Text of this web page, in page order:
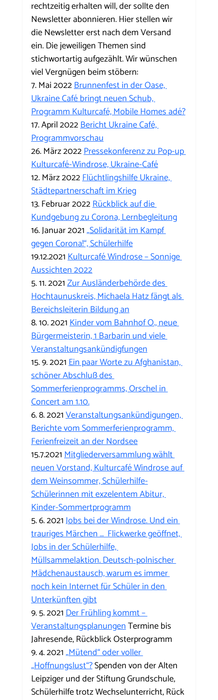
rechtzeitig erhalten will, der sollte den
Newsletter abonnieren. Hier stellen wir
die Newsletter erst nach dem Versand
ein. Die jeweiligen Themen sind
stichwortartig aufgezählt. Wir wünschen
viel Vergnügen beim stöbern:
7. Mai 2022 Brunnenfest in der Oase,
Ukraine Café bringt neuen Schub,
Programm Kulturcafé, Mobile Homes adé?
17. April 2022 Bericht Ukraine Café,
Programmvorschau
26. März 2022 Pressekonferenz zu Pop-up
Kulturcafé-Windrose, Ukraine-Café
12. März 2022 Flüchtlingshilfe Ukraine,
Städtepartnerschaft im Krieg
13. Februar 2022 Rückblick auf die
Kundgebung zu Corona, Lernbegleitung
16. Januar 2021 „Solidarität im Kampf
gegen Corona!“, Schülerhilfe
19.12.2021 Kulturcafé Windrose – Sonnige
Aussichten 2022
5. 11. 2021 Zur Ausländerbehörde des
Hochtaunuskreis, Michaela Hatz fängt als
Bereichsleiterin Bildung an
8. 10. 2021 Kinder vom Bahnhof O., neue
Bürgermeisterin, 1 Barbarin und viele
Veranstaltungsankündigfungen
15. 9. 2021 Ein paar Worte zu Afghanistan,
schöner Abschluß des
Sommerferienprogramms, Orschel in
Concert am 1.10.
6. 8. 2021 Veranstaltungsankündigungen,
Berichte vom Sommerferienprogramm,
Ferienfreizeit an der Nordsee
15.7.2021 Mitgliederversammlung wählt
neuen Vorstand, Kulturcafé Windrose auf
dem Weinsommer, Schülerhilfe-
Schülerinnen mit exzelentem Abitur,
Kinder-Sommertprogramm
5. 6. 2021 Jobs bei der Windrose. Und ein
trauriges Märchen …  Flickwerke geöffnet,
Jobs in der Schülerhilfe,
Müllsammelaktion. Deutsch-polnischer
Mädchenaustausch, warum es immer
noch kein Internet für Schüler in den
Unterkünften gibt
9. 5. 2021 Der Frühling kommt –
Veranstaltungsplanungen Termine bis
Jahresende, Rückblick Osterprogramm
9. 4. 2021 „Mütend“ oder voller
„Hoffnungslust“? Spenden von der Alten
Leipziger und der Stiftung Grundschule,
Schülerhilfe trotz Wechselunterricht, Rück